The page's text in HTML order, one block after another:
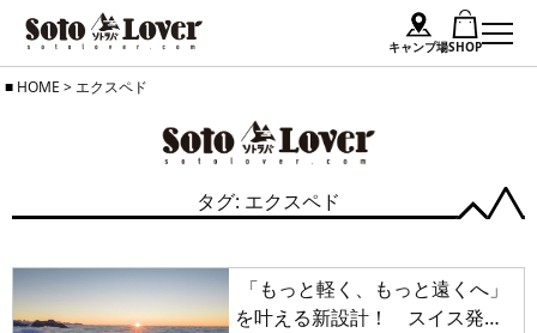
キャンプ場SHOP
SkipHOME >エクスペド
タグ: エクスペド
「もっと軽く、もっと遠くへ」
を叶える新設計！ スイス発・